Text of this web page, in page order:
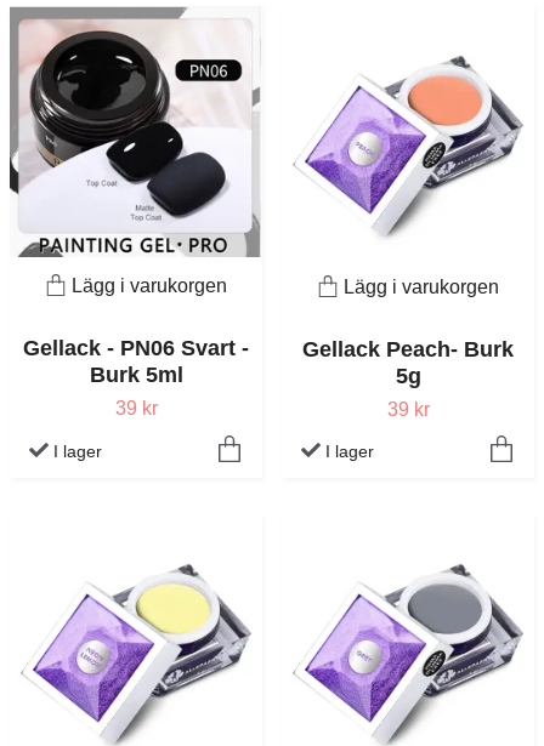
Lägg i varukorgen
Gellack - PN06 Svart -
Burk 5ml
39 kr
I lager
Lägg i varukorgen
Gellack Peach- Burk
5g
39 kr
I lager